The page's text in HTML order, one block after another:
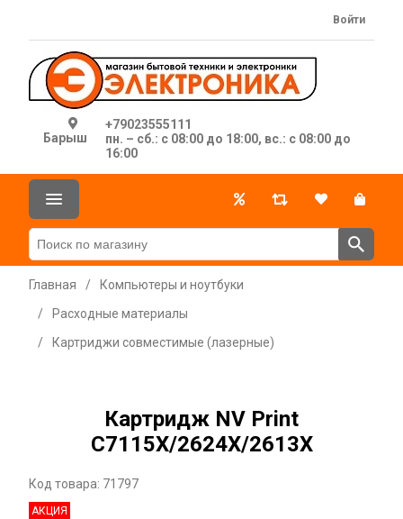
Барыш
+79023555111
пн. – сб.: с 08:00 до 18:00, вс.: с 08:00 до
16:00
Войти
Главная /
Компьютеры и ноутбуки
/
Расходные материалы
/
Картриджи совместимые (лазерные)
Картридж NV Print
C7115X/2624X/2613X
Код товара: 71797
АКЦИЯ